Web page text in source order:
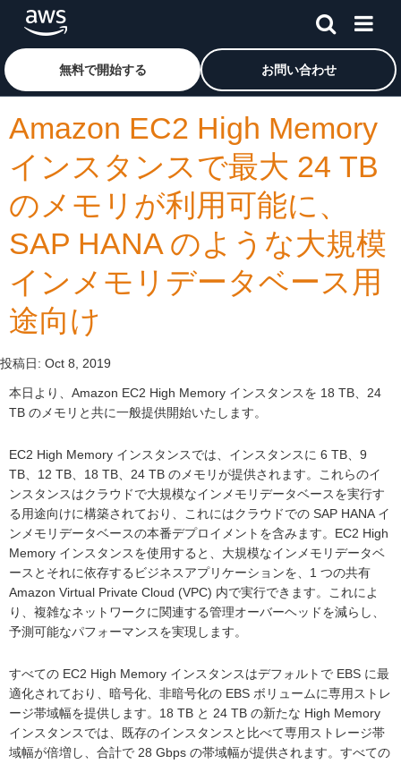
メインコンテンツに移動
アマゾン ウェブ サービスのホームページに戻るには、こ
無料で開始する お問い合わせ
Amazon EC2 High Memory
インスタンスで最大 24 TB
のメモリが利用可能に、
SAP HANA のような大規模
インメモリデータベース用
途向け
投稿日: Oct 8, 2019
本日より、Amazon EC2 High Memory インスタンスを 18 TB、24
TB のメモリと共に一般提供開始いたします。
EC2 High Memory インスタンスでは、インスタンスに 6 TB、9
TB、12 TB、18 TB、24 TB のメモリが提供されます。これらのイ
ンスタンスはクラウドで大規模なインメモリデータベースを実行す
る用途向けに構築されており、これにはクラウドでの SAP HANA イ
ンメモリデータベースの本番デプロイメントを含みます。EC2 High
Memory インスタンスを使用すると、大規模なインメモリデータベ
ースとそれに依存するビジネスアプリケーションを、1 つの共有
Amazon Virtual Private Cloud (VPC) 内で実行できます。これによ
り、複雑なネットワークに関連する管理オーバーヘッドを減らし、
予測可能なパフォーマンスを実現します。
すべての EC2 High Memory インスタンスはデフォルトで EBS に最
適化されており、暗号化、非暗号化の EBS ボリュームに専用ストレ
ージ帯域幅を提供します。18 TB と 24 TB の新たな High Memory
インスタンスでは、既存のインスタンスと比べて専用ストレージ帯
域幅が倍増し、合計で 28 Gbps の帯域幅が提供されます。すべての